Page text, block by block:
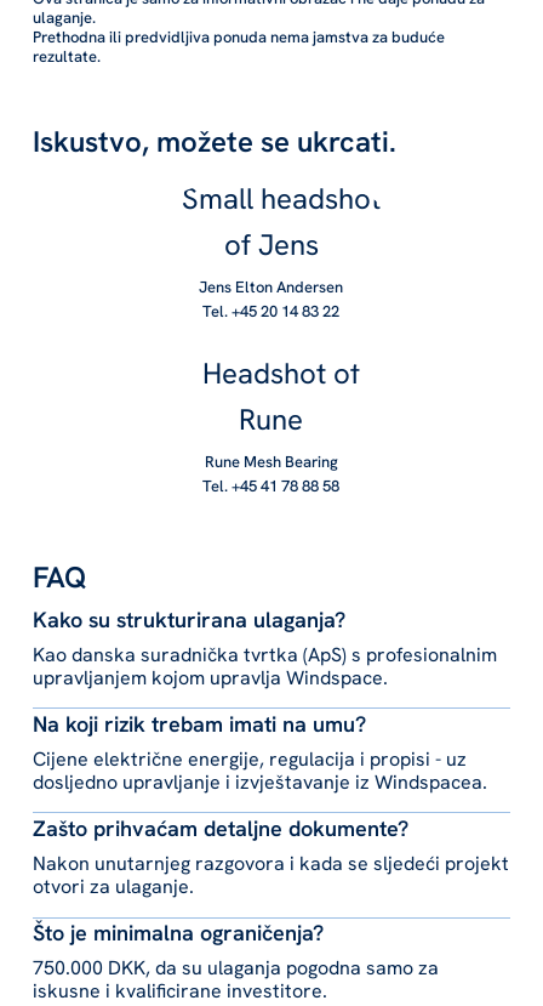
ulaganje.
Prethodna ili predvidljiva ponuda nema jamstva za buduće
rezultate.
Iskustvo, možete se ukrcati.
Jens Elton Andersen
Tel. +45 20 14 83 22
Rune Mesh Bearing
Tel. +45 41 78 88 58
FAQ
Kako su strukturirana ulaganja?
Kao danska suradnička tvrtka (ApS) s profesionalnim
upravljanjem kojom upravlja Windspace.
Na koji rizik trebam imati na umu?
Cijene električne energije, regulacija i propisi - uz
dosljedno upravljanje i izvještavanje iz Windspacea.
Zašto prihvaćam detaljne dokumente?
Nakon unutarnjeg razgovora i kada se sljedeći projekt
otvori za ulaganje.
Što je minimalna ograničenja?
750.000 DKK, da su ulaganja pogodna samo za
iskusne i kvalificirane investitore.